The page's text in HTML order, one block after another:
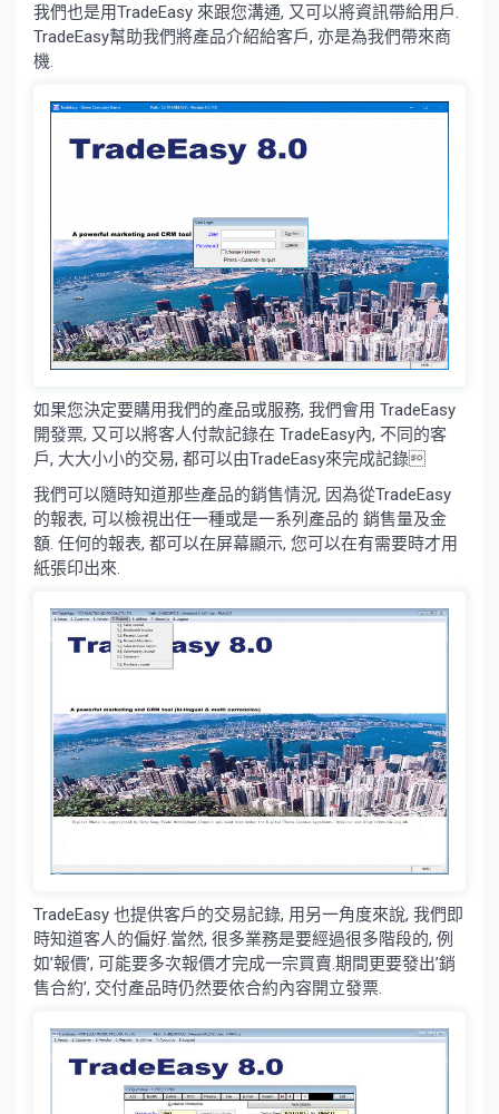
我們也是用TradeEasy 來跟您溝通, 又可以將資訊帶給用戶.
TradeEasy幫助我們將產品介紹給客戶, 亦是為我們帶來商
機.
如果您決定要購用我們的產品或服務, 我們會用 TradeEasy
開發票, 又可以將客人付款記錄在 TradeEasy內, 不同的客
戶, 大大小小的交易, 都可以由TradeEasy來完成記錄
我們可以隨時知道那些產品的銷售情況, 因為從TradeEasy
的報表, 可以檢視出任一種或是一系列產品的 銷售量及金
額. 任何的報表, 都可以在屏幕顯示, 您可以在有需要時才用
紙張印出來.
TradeEasy 也提供客戶的交易記錄, 用另一角度來說, 我們即
時知道客人的偏好.當然, 很多業務是要經過很多階段的, 例
如’報價’, 可能要多次報價才完成一宗買賣.期間更要發出’銷
售合約’, 交付產品時仍然要依合約內容開立發票.